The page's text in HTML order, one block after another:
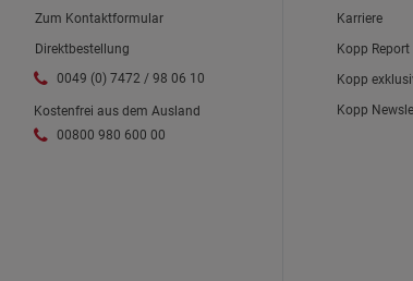
Zum Kontaktformular
Direktbestellung
0049 (0) 7472 / 98 06 10
Kostenfrei aus dem Ausland
00800 980 600 00
Karriere
Kopp Report
Kopp
Kopp